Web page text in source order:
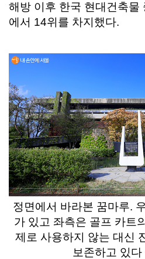
해방 이후 한국 현대건축물
에서 14위를 차지했다.
정면에서 바라본 꿈마루.
가 있고 좌측은 골프 카트
제로 사용하지 않는 대신
보존하고 있